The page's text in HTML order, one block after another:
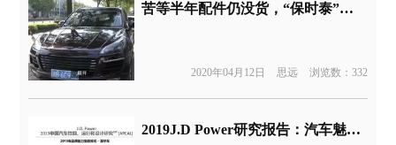
苦等半年配件仍没货，“保时泰”也得了进口车的诟病？
2020年04月12日 思远 浏览数：332
2019J.D Power研究报告：汽车魅力指数与销量表现成正比